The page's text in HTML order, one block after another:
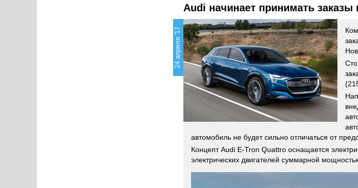
Audi начинает принимать заказы
24 апреля '17
автомобиль не будет сильно отличаться от
Концепт Audi E-Tron Quattro оснащается
электрических двигателей суммарной